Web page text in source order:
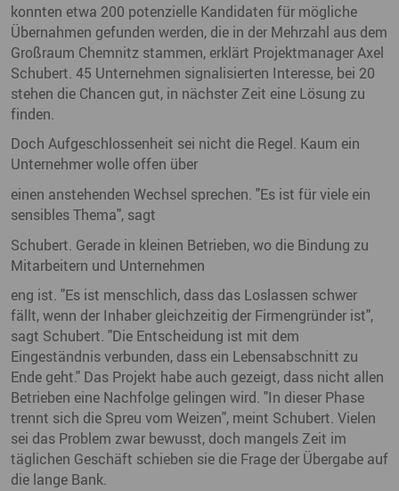
konnten etwa 200 potenzielle Kandidaten für mögliche
Übernahmen gefunden werden, die in der Mehrzahl aus dem
Großraum Chemnitz stammen, erklärt Projektmanager Axel
Schubert. 45 Unternehmen signalisierten Interesse, bei 20
stehen die Chancen gut, in nächster Zeit eine Lösung zu
finden.
Doch Aufgeschlossenheit sei nicht die Regel. Kaum ein
Unternehmer wolle offen über
einen anstehenden Wechsel sprechen. "Es ist für viele ein
sensibles Thema", sagt
Schubert. Gerade in kleinen Betrieben, wo die Bindung zu
Mitarbeitern und Unternehmen
eng ist. "Es ist menschlich, dass das Loslassen schwer
fällt, wenn der Inhaber gleichzeitig der Firmengründer ist",
sagt Schubert. "Die Entscheidung ist mit dem
Eingeständnis verbunden, dass ein Lebensabschnitt zu
Ende geht." Das Projekt habe auch gezeigt, dass nicht allen
Betrieben eine Nachfolge gelingen wird. "In dieser Phase
trennt sich die Spreu vom Weizen", meint Schubert. Vielen
sei das Problem zwar bewusst, doch mangels Zeit im
täglichen Geschäft schieben sie die Frage der Übergabe auf
die lange Bank.